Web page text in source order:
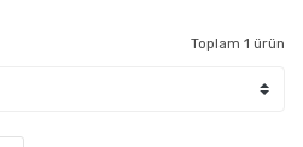
Toplam 1 ürün